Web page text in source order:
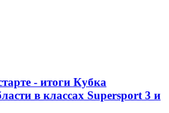
- итоги Кубка
в классах Supersport 3 и